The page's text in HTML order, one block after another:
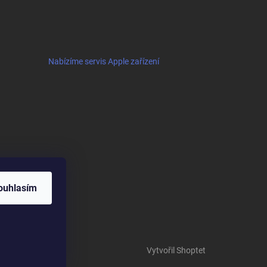
Nabízíme servis Apple zařízení
Vytvořil Shoptet